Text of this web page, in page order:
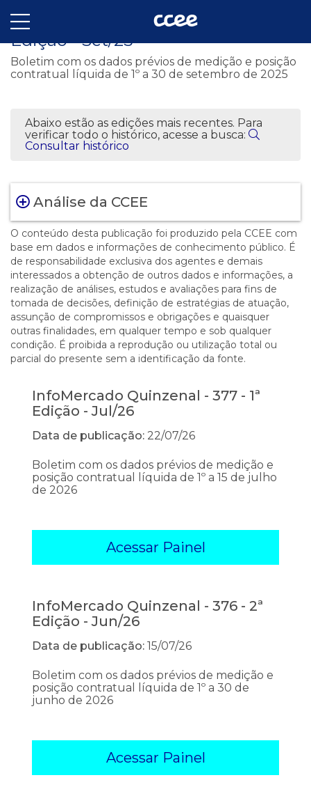
InfoMercado Quinzenal - 358 - 2ª
Edição - Set/25
Boletim com os dados prévios de medição e posição
contratual líquida de 1º a 30 de setembro de 2025
Abaixo estão as edições mais recentes. Para
verificar todo o histórico, acesse a busca:
Consultar histórico
Análise da CCEE
O conteúdo desta publicação foi produzido pela CCEE com
base em dados e informações de conhecimento público. É
de responsabilidade exclusiva dos agentes e demais
interessados a obtenção de outros dados e informações, a
realização de análises, estudos e avaliações para fins de
tomada de decisões, definição de estratégias de atuação,
assunção de compromissos e obrigações e quaisquer
outras finalidades, em qualquer tempo e sob qualquer
condição. É proibida a reprodução ou utilização total ou
parcial do presente sem a identificação da fonte.
InfoMercado Quinzenal - 377 - 1ª
Edição - Jul/26
Data de publicação: 22/07/26
Boletim com os dados prévios de medição e
posição contratual líquida de 1º a 15 de julho
de 2026
Acessar Painel
InfoMercado Quinzenal - 376 - 2ª
Edição - Jun/26
Data de publicação: 15/07/26
Boletim com os dados prévios de medição e
posição contratual líquida de 1º a 30 de
junho de 2026
Acessar Painel